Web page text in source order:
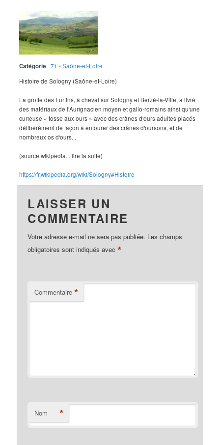
Catégorie
71 - Saône-et-Loire
Histoire de Sologny (Saône-et-Loire)
La grotte des Furtins, à cheval sur Sologny et Berzé-la-Ville, a livré
des matériaux de l'Aurignacien moyen et gallo-romains ainsi qu'une
curieuse « fosse aux ours » avec des crânes d'ours adultes placés
délibérément de façon à entourer des crânes d'oursons, et de
nombreux os d'ours...
(source wikipedia... lire la suite)
https://fr.wikipedia.org/wiki/Sologny#Histoire
LAISSER UN
COMMENTAIRE
Votre adresse e-mail ne sera pas publiée. Les champs
obligatoires sont indiqués avec*
Commentaire *
Nom *